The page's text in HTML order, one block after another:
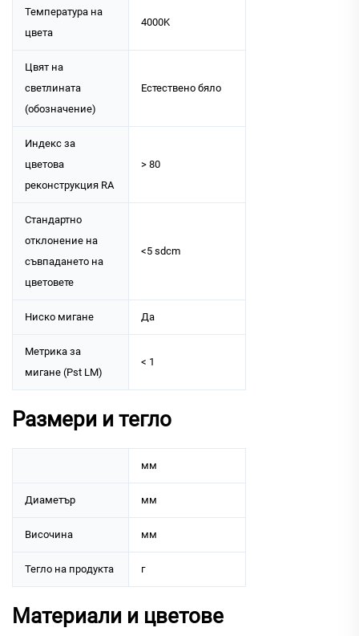
Температура на
цвета
4000K
Цвят на
светлината
(обозначение)
Естествено бяло
Индекс за
цветова
реконструкция RA
> 80
Стандартно
отклонение на
съвпадането на
цветовете
<5 sdcm
Ниско мигане Да
Метрика за
мигане (Pst LM)
< 1
Размери и тегло
мм
Диаметър мм
Височина мм
Тегло на продукта г
Материали и цветове